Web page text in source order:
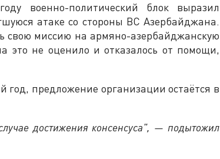
военно-политический блок выразил
атаке со стороны ВС Азербайджана.
свою миссию на армяно-азербайджанскую
это не оценило и отказалось от помощи,
год, предложение организации остаётся в
достижения консенсуса", — подытожил